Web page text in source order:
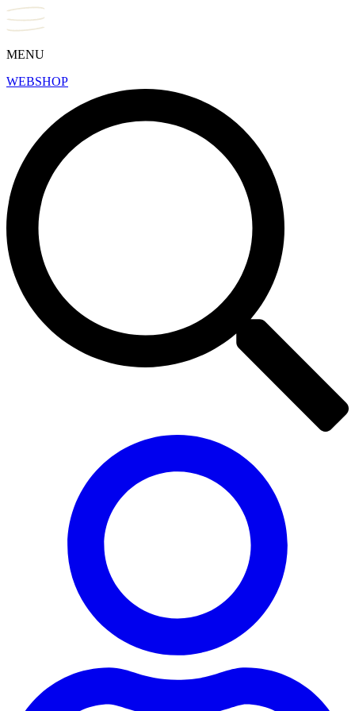
MENU
WEBSHOP